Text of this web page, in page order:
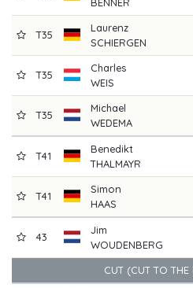
T35
Laurenz
SCHIERGEN
T35
Charles
WEIS
T35
Michael
WEDEMA
T41
Benedikt
THALMAYR
T41
Simon
HAAS
43
Jim
WOUDENBERG
CUT (CUT TO THE